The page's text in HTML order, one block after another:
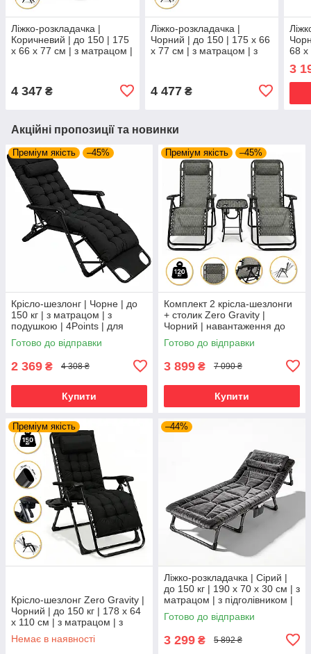
Ліжко-розкладачка |
Коричневий | до 150 | 175
х 66 х 77 см | з матрацом |
4 347 ₴
Ліжко-розкладачка |
Чорний | до 150 | 175 х 66
х 77 см | з матрацом | з
4 477₴
68 х
LB-
дачі
3
Акційні пропозиції та новинки
Преміум якість –45%
Крісло-шезлонг | Чорне | до
150 кг | з матрацом | з
подушкою | 4Points | для
дому, дачі та відпочинку
Готово до відправки
2 369 ₴ 4 308 ₴
Купити
Преміум якість –45%
Комплект 2 крісла-шезлонги
+ столик Zero Gravity |
Чорний | навантаження до
120 кг | 2 крісла + столик |
LEOBRO LB-ZGT-F3-PLD |
Готово до відправки
3 899 ₴ 7 090 ₴
Купити
Преміум якість
Крісло-шезлонг Zero Gravity |
Чорний | до 150 кг | 178 х 64
х 110 см | з матрацом | з
підголівником | LEOBRO LB-
ZGC-K2-BLK | для
Немає в наявності
–44%
Ліжко-розкладачка | Сірий |
до 150 кг | 190 х 70 х 30 см | з
матрацом | з підголівником |
WCG FB-S26-PV | для дому,
дачі та
Готово до відправки
3 299 ₴ 5 892 ₴